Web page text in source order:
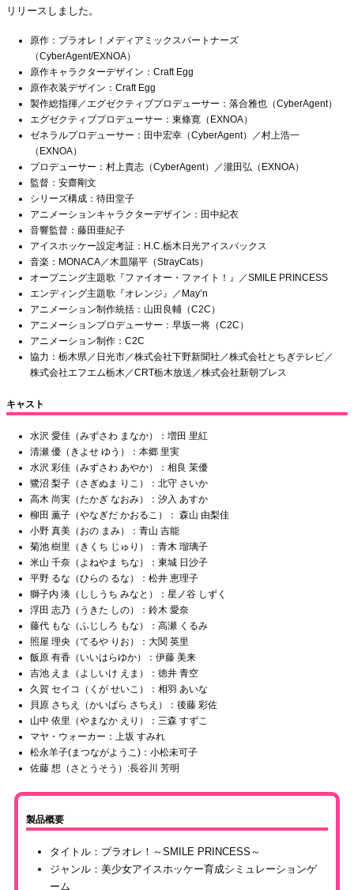
リリースしました。
原作：プラオレ！メディアミックスパートナーズ
（CyberAgent/EXNOA）
原作キャラクターデザイン：Craft Egg
原作衣装デザイン：Craft Egg
製作総指揮／エグゼクティブプロデューサー：落合雅也（CyberAgent）
エグゼクティブプロデューサー：東條寛（EXNOA）
ゼネラルプロデューサー：田中宏幸（CyberAgent）／村上浩一
（EXNOA）
プロデューサー：村上貴志（CyberAgent）／瀧田弘（EXNOA）
監督：安齋剛文
シリーズ構成：待田堂子
アニメーションキャラクターデザイン：田中紀衣
音響監督：藤田亜紀子
アイスホッケー設定考証：H.C.栃木日光アイスバックス
音楽：MONACA／木皿陽平（StrayCats）
オープニング主題歌『ファイオー・ファイト！』／SMILE PRINCESS
エンディング主題歌『オレンジ』／May’n
アニメーション制作統括：山田良輔（C2C）
アニメーションプロデューサー：早坂一将（C2C）
アニメーション制作：C2C
協力：栃木県／日光市／株式会社下野新聞社／株式会社とちぎテレビ／
株式会社エフエム栃木／CRT栃木放送／株式会社新朝プレス
キャスト
水沢 愛佳（みずさわ まなか）：増田 里紅
清瀬 優（きよせ ゆう）：本郷 里実
水沢 彩佳（みずさわ あやか）：相良 茉優
鷺沼 梨子（さぎぬま りこ）：北守 さいか
高木 尚実（たかぎ なおみ）：汐入 あすか
柳田 薫子（やなぎだ かおるこ）： 森山 由梨佳
小野 真美（おの まみ）：青山 吉能
菊池 樹里（きくち じゅり）：青木 瑠璃子
米山 千奈（よねやま ちな）：東城 日沙子
平野 るな（ひらの るな）：松井 恵理子
獅子内 湊（ししうち みなと）：星ノ谷 しずく
浮田 志乃（うきた しの）：鈴木 愛奈
藤代 もな（ふじしろ もな）：高瀬 くるみ
照屋 理央（てるや りお）：大関 英里
飯原 有香（いいはらゆか）：伊藤 美来
吉池 えま（よしいけ えま）：徳井 青空
久賀 セイコ（くが せいこ）：相羽 あいな
貝原 さちえ（かいばら さちえ）：後藤 彩佐
山中 依里（やまなか えり）：三森 すずこ
マヤ・ウォーカー：上坂 すみれ
松永羊子(まつながようこ)：小松未可子
佐藤 想（さとうそう）:長谷川 芳明
製品概要
タイトル：プラオレ！～SMILE PRINCESS～
ジャンル：美少女アイスホッケー育成シミュレーションゲ
ーム